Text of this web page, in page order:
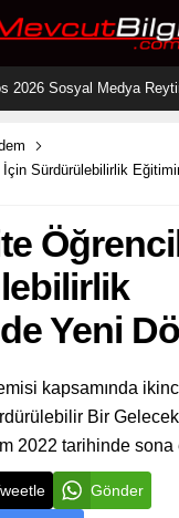
Sürdürülebilirlik
Yeni
kapsamında
Bir
2022 tarihinde sona
Gönder